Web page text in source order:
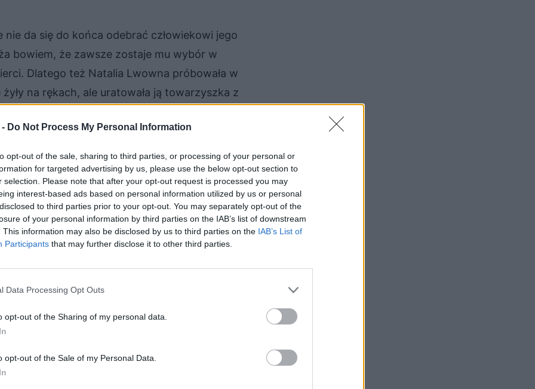
Do Not Process My Personal Information
opt-out of the sale, sharing to third parties, or processing of your personal or
for targeted advertising by us, please use the below opt-out section to
selection. Please note that after your opt-out request is processed you may
interest-based ads based on personal information utilized by us or personal
to third parties prior to your opt-out. You may separately opt-out of the
of your personal information by third parties on the IAB’s list of downstream
This information may also be disclosed by us to third parties on the IAB’s List of
Participants that may further disclose it to other third parties.
Data Processing Opt Outs
opt-out of the Sharing of my personal data.
opt-out of the Sale of my Personal Data.
da się do końca odebrać człowiekowi jego
bowiem, że zawsze zostaje mu wybór w
Dlatego też Natalia Lwowna próbowała w
na rękach, ale uratowała ją towarzyszka z
w łagrze wolności. Był to także jej bunt i
w sobie mnóstwo pragnienia niezależności i
na to innego sposobu niż odebranie sobie
które było dla niej ostatnią szansą na
Straciła w związku z tym wszelką
w życiu. Po podcięciu żył przeniesiono ją
dobroć i szlachetność. Przestała jednak
łączyła ją z nim bowiem pewna więź,
marzeniach. Była także jedną z
z łagru.